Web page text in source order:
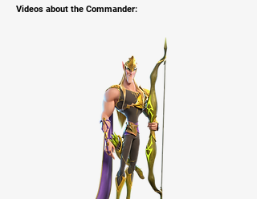
Videos about the Commander: